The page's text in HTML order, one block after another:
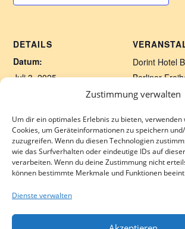
Zustimmung verwalten
Um dir ein optimales Erlebnis zu bieten, verwenden
Cookies, um Geräteinformationen zu speichern
zuzugreifen. Wenn du diesen Technologien
wie das Surfverhalten oder eindeutige IDs auf
verarbeiten. Wenn du deine Zustimmung nicht
können bestimmte Merkmale und Funktionen
Dienste verwalten
DETAILS
Datum:
Juli 3, 2025
Dorint Hotel
Berliner
Bonn, 53111
anzeigen